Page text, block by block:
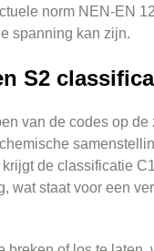
norm NEN-EN
spanning kan zijn.
S2
van de codes op
de classificatie
staat voor een